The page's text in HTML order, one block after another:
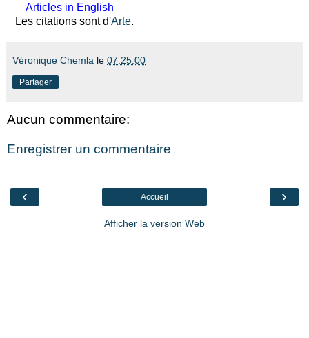
Articles in English
Les citations sont d'Arte.
Véronique Chemla le 07:25:00
Partager
Aucun commentaire:
Enregistrer un commentaire
‹ ›
Accueil
Afficher la version Web